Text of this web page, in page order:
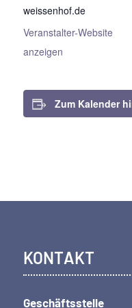
weissenhof.de
Veranstalter-Website
anzeigen
Zum Kalender
KONTAKT
Geschäftsstelle